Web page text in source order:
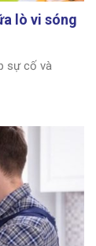
lò vi sóng
sự cố và